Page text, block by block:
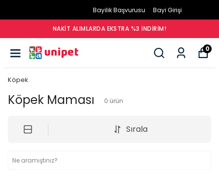
Bayilik Başvurusu Bayi Girişi
NAKIT ALIMLARDA EKSTRA %3 İNDIRIM!
0
Köpek
Köpek Maması 0 ürün
Sırala